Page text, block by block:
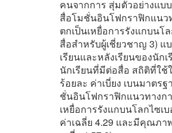
คนจากการ สุ่มตัวอย่างแบ
สื่อโมชั่นอินโฟกราฟิกแนว
ตกเป็นเหยื่อการรังแกบน
สื่อสำหรับผู้เชี่ยวชาญ 3)
เรียนและหลังเรียนของนัก
นักเรียนที่มีต่อสื่อ สถิติที่ใช้
ร้อยละ ค่าเบี่ยง เบนมาตร
ชั่นอินโฟกราฟิกแนวทางก
เหยื่อการรังแกบนโลกไซ
ค่าเฉลี่ย 4.29 และมีคุณภ